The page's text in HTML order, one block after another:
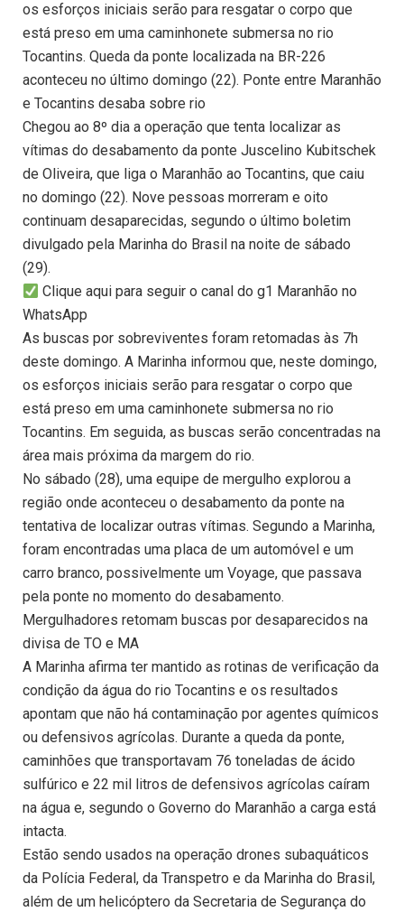
os esforços iniciais serão para resgatar o corpo que
está preso em uma caminhonete submersa no rio
Tocantins. Queda da ponte localizada na BR-226
aconteceu no último domingo (22). Ponte entre Maranhão
e Tocantins desaba sobre rio
Chegou ao 8º dia a operação que tenta localizar as
vítimas do desabamento da ponte Juscelino Kubitschek
de Oliveira, que liga o Maranhão ao Tocantins, que caiu
no domingo (22). Nove pessoas morreram e oito
continuam desaparecidas, segundo o último boletim
divulgado pela Marinha do Brasil na noite de sábado
(29).
Clique aqui para seguir o canal do g1 Maranhão no
WhatsApp
As buscas por sobreviventes foram retomadas às 7h
deste domingo. A Marinha informou que, neste domingo,
os esforços iniciais serão para resgatar o corpo que
está preso em uma caminhonete submersa no rio
Tocantins. Em seguida, as buscas serão concentradas na
área mais próxima da margem do rio.
No sábado (28), uma equipe de mergulho explorou a
região onde aconteceu o desabamento da ponte na
tentativa de localizar outras vítimas. Segundo a Marinha,
foram encontradas uma placa de um automóvel e um
carro branco, possivelmente um Voyage, que passava
pela ponte no momento do desabamento.
Mergulhadores retomam buscas por desaparecidos na
divisa de TO e MA
A Marinha afirma ter mantido as rotinas de verificação da
condição da água do rio Tocantins e os resultados
apontam que não há contaminação por agentes químicos
ou defensivos agrícolas. Durante a queda da ponte,
caminhões que transportavam 76 toneladas de ácido
sulfúrico e 22 mil litros de defensivos agrícolas caíram
na água e, segundo o Governo do Maranhão a carga está
intacta.
Estão sendo usados na operação drones subaquáticos
da Polícia Federal, da Transpetro e da Marinha do Brasil,
além de um helicóptero da Secretaria de Segurança do